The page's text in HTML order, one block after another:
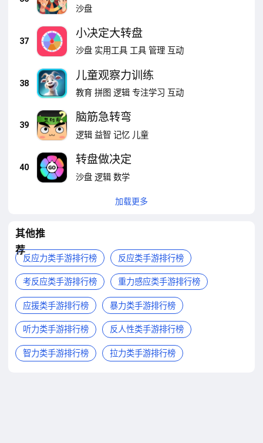
择
沙盘
37
小决定大转盘
沙盘 实用工具 工具 管理 互动
38
儿童观察力训练
教育 拼图 逻辑 专注学习 互动
39
脑筋急转弯
逻辑 益智 记忆 儿童
40
转盘做决定
沙盘 逻辑 数学
加载更多
其他推
荐
反应力类手游排行榜 反应类手游排行榜
考反应类手游排行榜 重力感应类手游排行榜
应援类手游排行榜 暴力类手游排行榜
听力类手游排行榜 反人性类手游排行榜
智力类手游排行榜 拉力类手游排行榜